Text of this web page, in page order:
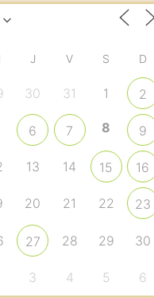
J V S D
30 31 1 2
6 7 8 9
13 14 15 16
20 21 22 23
27 28 29 30
3 4 5 6